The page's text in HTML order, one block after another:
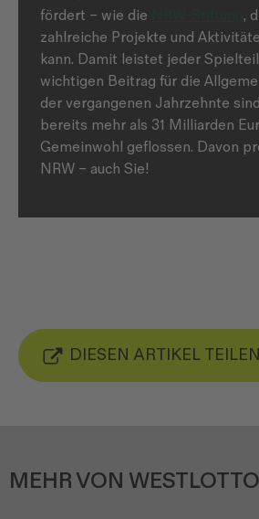
fördert – wie die
,
zahlreiche Projekte und
kann. Damit leistet jeder
wichtigen Beitrag für die
der vergangenen Jahrzehnte
bereits mehr als 31 Milliarden
Gemeinwohl geflossen. Davon
NRW – auch Sie!
DIESEN ARTIKEL TEILEN
MEHR VON WESTLOTTO